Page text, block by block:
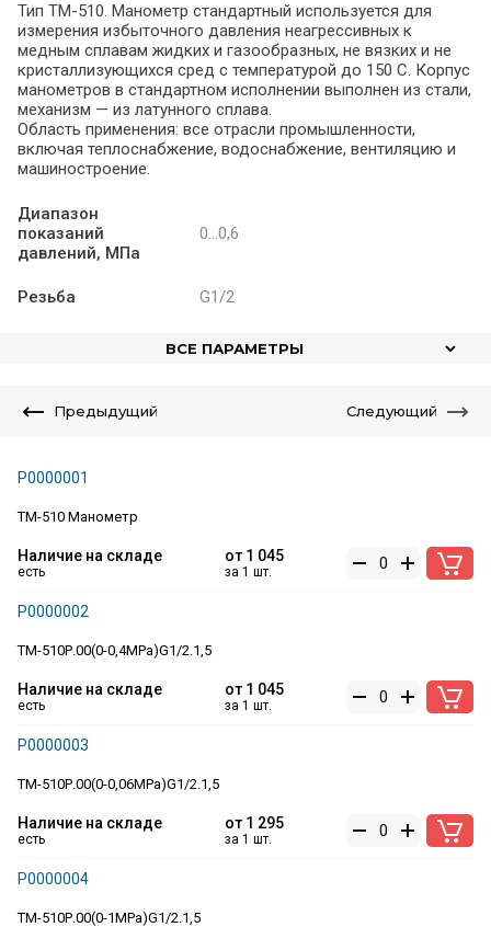
Тип ТМ-510. Манометр стандартный используется для
измерения избыточного давления неагресcивных к
медным сплавам жидких и газообразных, не вязких и не
кристаллизующихся сред с температурой до 150 C. Корпус
манометров в стандартном исполнении выполнен из стали,
механизм — из латунного сплава.
Область применения: все отрасли промышленности,
включая теплоснабжение, водоснабжение, вентиляцию и
машиностроение.
Диапазон
показаний
давлений, МПа
0...0,6
Резьба G1/2
ВСЕ ПАРАМЕТРЫ
Предыдущий Следующий
ТМ-510 Манометр
Р0000001
от 1 045
за 1 шт.
Наличие на складе
есть
ТМ-510Р.00(0-0,4MPa)G1/2.1,5
Р0000002
от 1 045
за 1 шт.
Наличие на складе
есть
ТМ-510Р.00(0-0,06MPa)G1/2.1,5
Р0000003
от 1 295
за 1 шт.
Наличие на складе
есть
ТМ-510Р.00(0-1MPa)G1/2.1,5
Р0000004